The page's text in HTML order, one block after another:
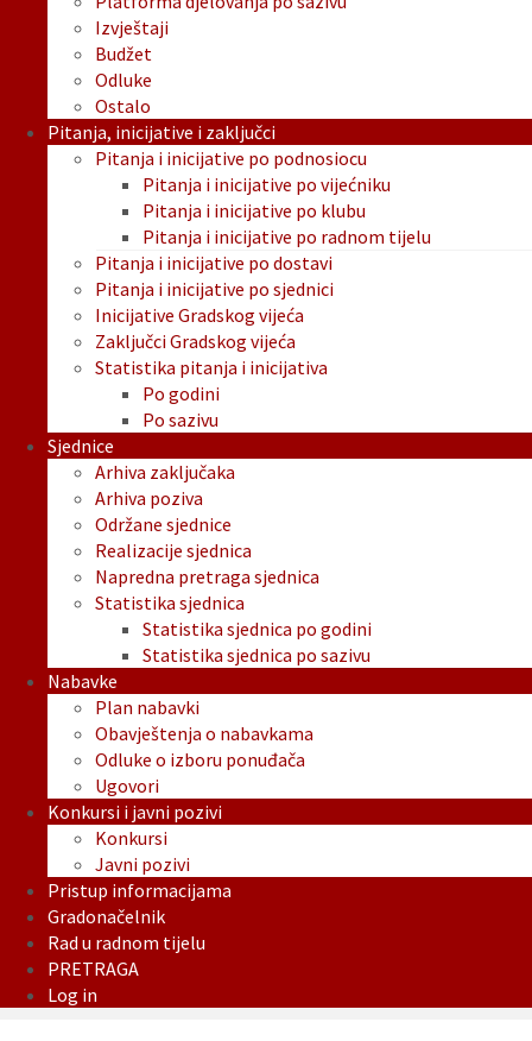
Izvještaji
Budžet
Odluke
Ostalo
Pitanja, inicijative i zaključci
Pitanja i inicijative po podnosiocu
Pitanja i inicijative po vijećniku
Pitanja i inicijative po klubu
Pitanja i inicijative po radnom tijelu
Pitanja i inicijative po dostavi
Pitanja i inicijative po sjednici
Inicijative Gradskog vijeća
Zaključci Gradskog vijeća
Statistika pitanja i inicijativa
Po godini
Po sazivu
Sjednice
Arhiva zaključaka
Arhiva poziva
Održane sjednice
Realizacije sjednica
Napredna pretraga sjednica
Statistika sjednica
Statistika sjednica po godini
Statistika sjednica po sazivu
Nabavke
Plan nabavki
Obavještenja o nabavkama
Odluke o izboru ponuđača
Ugovori
Konkursi i javni pozivi
Konkursi
Javni pozivi
Pristup informacijama
Gradonačelnik
Rad u radnom tijelu
PRETRAGA
Log in